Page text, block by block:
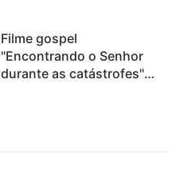
Filme gospel
"Encontrando o Senhor
durante as catástrofes"